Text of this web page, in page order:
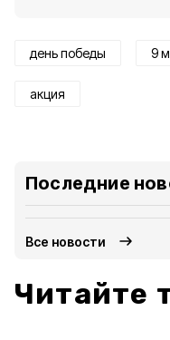
день победы 9
акция
Последние
Все новости
Читайте